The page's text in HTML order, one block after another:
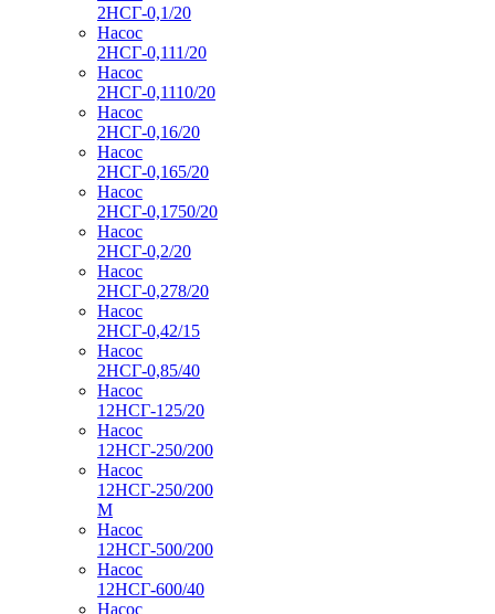
2НСГ-0,1/20
Насос
2НСГ-0,111/20
Насос
2НСГ-0,1110/20
Насос
2НСГ-0,16/20
Насос
2НСГ-0,165/20
Насос
2НСГ-0,1750/20
Насос
2НСГ-0,2/20
Насос
2НСГ-0,278/20
Насос
2НСГ-0,42/15
Насос
2НСГ-0,85/40
Насос
12НСГ-125/20
Насос
12НСГ-250/200
Насос
12НСГ-250/200
М
Насос
12НСГ-500/200
Насос
12НСГ-600/40
Насос